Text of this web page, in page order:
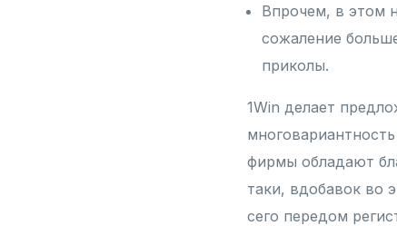
Впрочем, в этом
сожаление
приколы.
1Win делает
фирмы обладают
таки, вдобавок во
сего передом